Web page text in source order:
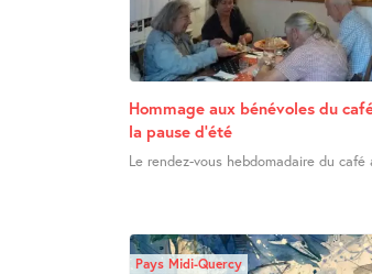
Hommage aux bénévoles du
la pause d’été
Le rendez-vous hebdomadaire du café
Pays Midi-Quercy